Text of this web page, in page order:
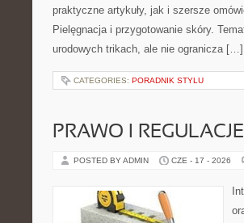
praktyczne artykuły, jak i szersze
Pielęgnacja i przygotowanie skóry.
urodowych trikach, ale nie ogranicza […]
CATEGORIES: PORADNIK STYLU
PRAWO I
POSTED BY ADMIN CZE - 17 - 2026